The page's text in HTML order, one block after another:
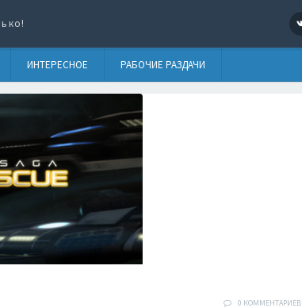
ИНТЕРЕСНОЕ РАБОЧИЕ РАЗДАЧИ
0 КОММЕНТАРИЕВ